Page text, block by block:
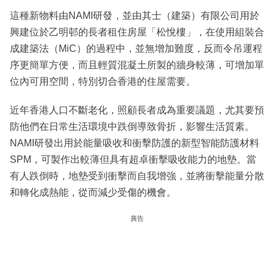
這種新物料由NAMI研發，並由其士（建築）有限公司用於
興建位於乙明邨的長者租住房屋「松悅樓」，在使用組裝合
成建築法（MiC）的過程中，並無增加難度，反而令吊運程
序更簡單方便，而且輕質混凝土所製的牆身較薄，可增加單
位內可用空間，特別切合香港的住屋需要。
近年香港人口不斷老化，照顧長者成為重要議題，尤其要預
防他們在日常生活環境中跌倒導致骨折，影響生活質素。
NAMI研發出用於能量吸收和衝擊防護的新型智能防護材料
SPM，可製作出較薄但具有超卓衝擊吸收能力的地墊。當
有人跌倒時，地墊受到衝擊而自我增強，並將衝擊能量分散
和轉化成熱能，從而減少受傷的機會。
廣告